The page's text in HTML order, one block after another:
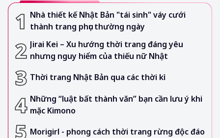
Nhà thiết kế Nhật Bản "tái sinh" váy cưới
thành trang phục thường ngày
Jirai Kei – Xu hướng thời trang đáng yêu
nhưng nguy hiểm của thiếu nữ Nhật
Thời trang Nhật Bản qua các thời kì
Những “luật bất thành văn” bạn cần lưu ý khi
mặc Kimono
Morigirl - phong cách thời trang rừng độc đáo